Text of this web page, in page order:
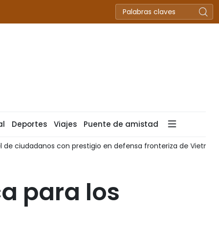
Deportes Viajes Puente de amistad
con prestigio en defensa fronteriza de Vietnam
para los